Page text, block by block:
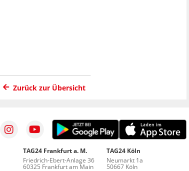
Zurück zur Übersicht
TAG24 Frankfurt a. M.
Friedrich-Ebert-Anlage 36
60325 Frankfurt am Main
TAG24 Köln
Neumarkt 1a
50667 Köln